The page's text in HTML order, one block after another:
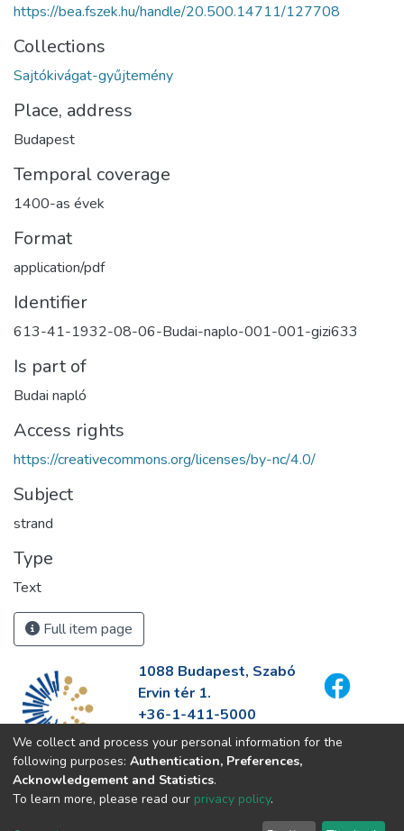
https://bea.fszek.hu/handle/20.500.14711/127708
Collections
Sajtókivágat-gyűjtemény
Place, address
Budapest
Temporal coverage
1400-as évek
Format
application/pdf
Identifier
613-41-1932-08-06-Budai-naplo-001-001-gizi633
Is part of
Budai napló
Access rights
https://creativecommons.org/licenses/by-nc/4.0/
Subject
strand
Type
Text
Full item page
1088 Budapest, Szabó
Ervin tér 1.
+36-1-411-5000
info@fszek.hu
https://fszek.hu
We collect and process your personal information for the
following purposes: Authentication, Preferences,
Acknowledgement and Statistics.
To learn more, please read our privacy policy.